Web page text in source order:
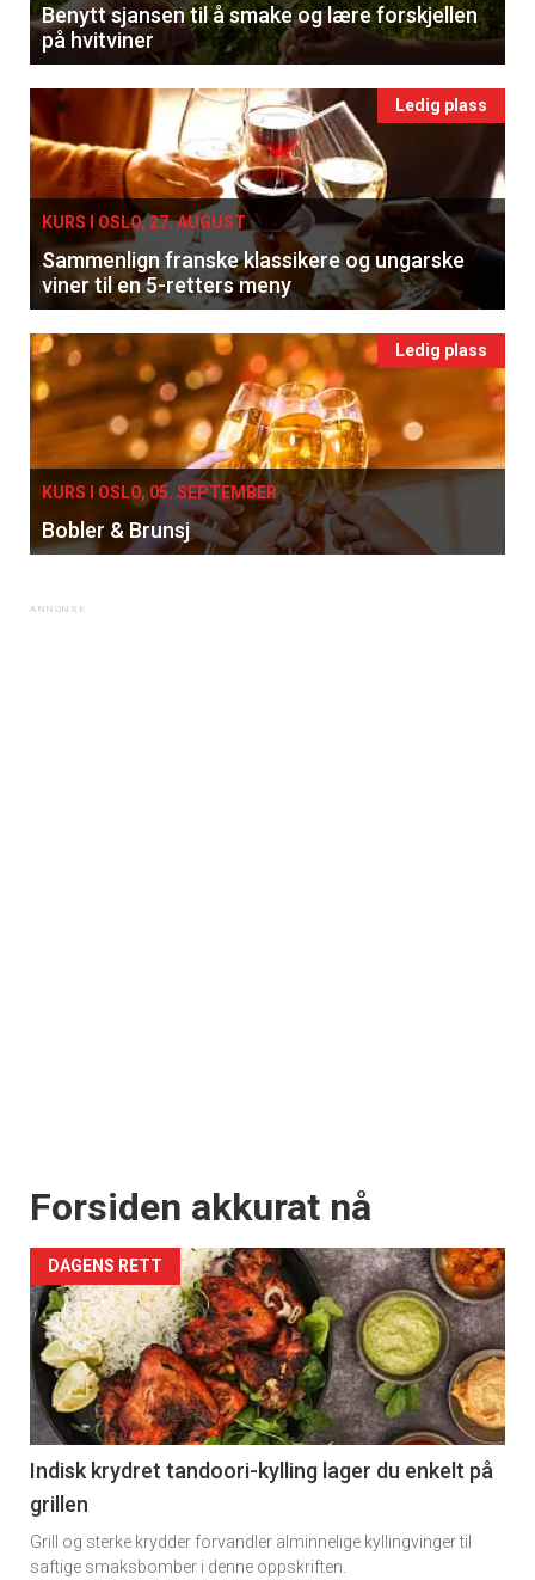
Benytt sjansen til å smake og lære forskjellen
på hvitviner
Ledig plass
KURS I OSLO, 27. AUGUST
Sammenlign franske klassikere og ungarske
viner til en 5-retters meny
Ledig plass
KURS I OSLO, 05. SEPTEMBER
Bobler & Brunsj
Forsiden akkurat nå
DAGENS RETT
Indisk krydret tandoori-kylling lager du enkelt på
grillen
Grill og sterke krydder forvandler alminnelige kyllingvinger til
saftige smaksbomber i denne oppskriften.